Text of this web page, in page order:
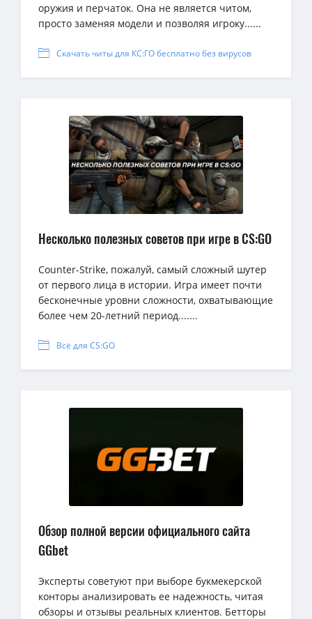
оружия и перчаток. Она не является читом,
просто заменяя модели и позволяя игроку......
Скачать читы для КС:ГО бесплатно без вирусов
Несколько полезных советов при игре в CS:GO
Counter-Strike, пожалуй, самый сложный шутер
от первого лица в истории. Игра имеет почти
бесконечные уровни сложности, охватывающие
более чем 20-летний период.......
Всё для CS:GO
Обзор полной версии официального сайта
GGbet
Эксперты советуют при выборе букмекерской
конторы анализировать ее надежность, читая
обзоры и отзывы реальных клиентов. Бетторы